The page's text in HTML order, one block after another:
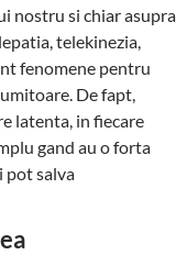
nostru si chiar asupra
telekinezia,
fenomene pentru
De fapt,
latenta, in fiecare
gand au o forta
pot salva